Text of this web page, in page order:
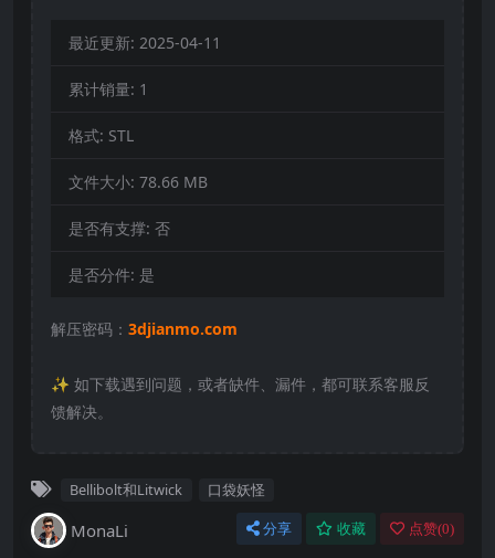
最近更新: 2025-04-11
累计销量: 1
格式: STL
文件大小: 78.66 MB
是否有支撑: 否
是否分件: 是
解压密码： 3djianmo.com
✨️ 如下载遇到问题，或者缺件、漏件，都可联系客服反
馈解决。
Bellibolt和Litwick 口袋妖怪
MonaLi 分享 收藏 点赞(0)